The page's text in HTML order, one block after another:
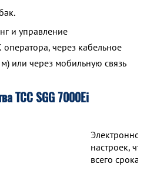
и управление
через кабельное
или через мобильную связь
ТСС SGG 7000Ei
настроек,
всего срока